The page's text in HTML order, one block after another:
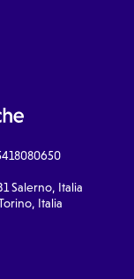
Salerno, Italia
Italia